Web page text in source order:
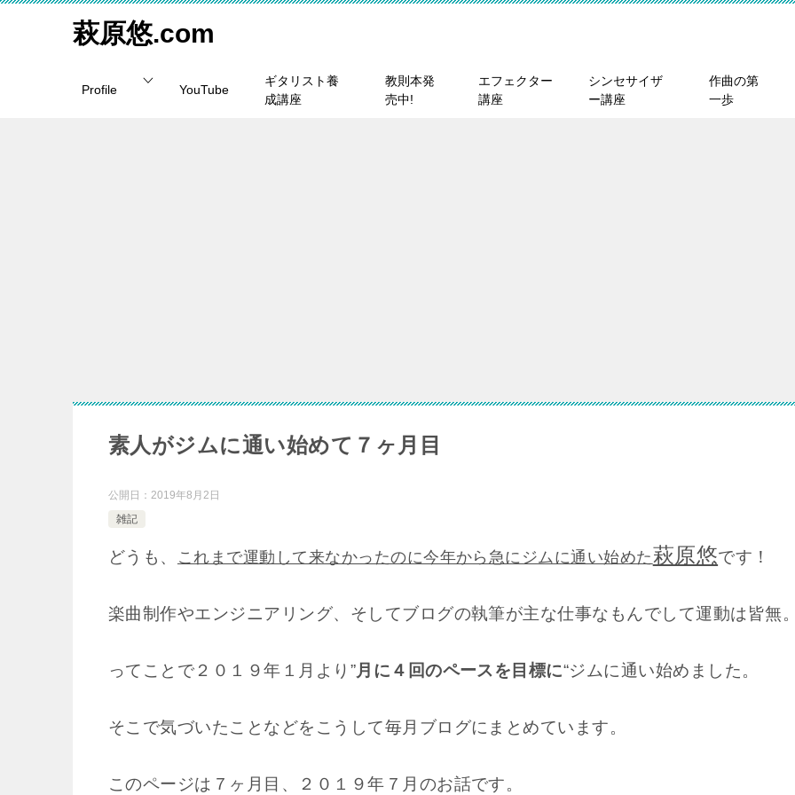
萩原悠.com
Profile YouTube
ギタリスト養
成講座
教則本発
売中!
エフェクター
講座
シンセサイザ
ー講座
作曲の第
一歩
素人がジムに通い始めて７ヶ月目
公開日： 2019年8月2日
雑記
どうも、 これまで運動して来なかったのに今年から急にジムに通い始めた萩原悠です！
楽曲制作やエンジニアリング、そしてブログの執筆が主な仕事なもんでして運動は皆無
ってことで２０１９年１月より”月に４回のペースを目標に“ジムに通い始めました。
そこで気づいたことなどをこうして毎月ブログにまとめています。
このページは７ヶ月目、２０１９年７月のお話です。